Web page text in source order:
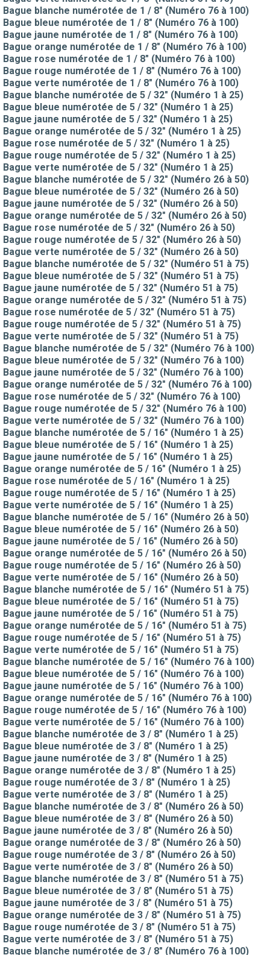
Bague blanche numérotée de 1 / 8" (Numéro 76 à 100)
Bague bleue numérotée de 1 / 8" (Numéro 76 à 100)
Bague jaune numérotée de 1 / 8" (Numéro 76 à 100)
Bague orange numérotée de 1 / 8" (Numéro 76 à 100)
Bague rose numérotée de 1 / 8" (Numéro 76 à 100)
Bague rouge numérotée de 1 / 8" (Numéro 76 à 100)
Bague verte numérotée de 1 / 8" (Numéro 76 à 100)
Bague blanche numérotée de 5 / 32" (Numéro 1 à 25)
Bague bleue numérotée de 5 / 32" (Numéro 1 à 25)
Bague jaune numérotée de 5 / 32" (Numéro 1 à 25)
Bague orange numérotée de 5 / 32" (Numéro 1 à 25)
Bague rose numérotée de 5 / 32" (Numéro 1 à 25)
Bague rouge numérotée de 5 / 32" (Numéro 1 à 25)
Bague verte numérotée de 5 / 32" (Numéro 1 à 25)
Bague blanche numérotée de 5 / 32" (Numéro 26 à 50)
Bague bleue numérotée de 5 / 32" (Numéro 26 à 50)
Bague jaune numérotée de 5 / 32" (Numéro 26 à 50)
Bague orange numérotée de 5 / 32" (Numéro 26 à 50)
Bague rose numérotée de 5 / 32" (Numéro 26 à 50)
Bague rouge numérotée de 5 / 32" (Numéro 26 à 50)
Bague verte numérotée de 5 / 32" (Numéro 26 à 50)
Bague blanche numérotée de 5 / 32" (Numéro 51 à 75)
Bague bleue numérotée de 5 / 32" (Numéro 51 à 75)
Bague jaune numérotée de 5 / 32" (Numéro 51 à 75)
Bague orange numérotée de 5 / 32" (Numéro 51 à 75)
Bague rose numérotée de 5 / 32" (Numéro 51 à 75)
Bague rouge numérotée de 5 / 32" (Numéro 51 à 75)
Bague verte numérotée de 5 / 32" (Numéro 51 à 75)
Bague blanche numérotée de 5 / 32" (Numéro 76 à 100)
Bague bleue numérotée de 5 / 32" (Numéro 76 à 100)
Bague jaune numérotée de 5 / 32" (Numéro 76 à 100)
Bague orange numérotée de 5 / 32" (Numéro 76 à 100)
Bague rose numérotée de 5 / 32" (Numéro 76 à 100)
Bague rouge numérotée de 5 / 32" (Numéro 76 à 100)
Bague verte numérotée de 5 / 32" (Numéro 76 à 100)
Bague blanche numérotée de 5 / 16" (Numéro 1 à 25)
Bague bleue numérotée de 5 / 16" (Numéro 1 à 25)
Bague jaune numérotée de 5 / 16" (Numéro 1 à 25)
Bague orange numérotée de 5 / 16" (Numéro 1 à 25)
Bague rose numérotée de 5 / 16" (Numéro 1 à 25)
Bague rouge numérotée de 5 / 16" (Numéro 1 à 25)
Bague verte numérotée de 5 / 16" (Numéro 1 à 25)
Bague blanche numérotée de 5 / 16" (Numéro 26 à 50)
Bague bleue numérotée de 5 / 16" (Numéro 26 à 50)
Bague jaune numérotée de 5 / 16" (Numéro 26 à 50)
Bague orange numérotée de 5 / 16" (Numéro 26 à 50)
Bague rouge numérotée de 5 / 16" (Numéro 26 à 50)
Bague verte numérotée de 5 / 16" (Numéro 26 à 50)
Bague blanche numérotée de 5 / 16" (Numéro 51 à 75)
Bague bleue numérotée de 5 / 16" (Numéro 51 à 75)
Bague jaune numérotée de 5 / 16" (Numéro 51 à 75)
Bague orange numérotée de 5 / 16" (Numéro 51 à 75)
Bague rouge numérotée de 5 / 16" (Numéro 51 à 75)
Bague verte numérotée de 5 / 16" (Numéro 51 à 75)
Bague blanche numérotée de 5 / 16" (Numéro 76 à 100)
Bague bleue numérotée de 5 / 16" (Numéro 76 à 100)
Bague jaune numérotée de 5 / 16" (Numéro 76 à 100)
Bague orange numérotée de 5 / 16" (Numéro 76 à 100)
Bague rouge numérotée de 5 / 16" (Numéro 76 à 100)
Bague verte numérotée de 5 / 16" (Numéro 76 à 100)
Bague blanche numérotée de 3 / 8" (Numéro 1 à 25)
Bague bleue numérotée de 3 / 8" (Numéro 1 à 25)
Bague jaune numérotée de 3 / 8" (Numéro 1 à 25)
Bague orange numérotée de 3 / 8" (Numéro 1 à 25)
Bague rouge numérotée de 3 / 8" (Numéro 1 à 25)
Bague verte numérotée de 3 / 8" (Numéro 1 à 25)
Bague blanche numérotée de 3 / 8" (Numéro 26 à 50)
Bague bleue numérotée de 3 / 8" (Numéro 26 à 50)
Bague jaune numérotée de 3 / 8" (Numéro 26 à 50)
Bague orange numérotée de 3 / 8" (Numéro 26 à 50)
Bague rouge numérotée de 3 / 8" (Numéro 26 à 50)
Bague verte numérotée de 3 / 8" (Numéro 26 à 50)
Bague blanche numérotée de 3 / 8" (Numéro 51 à 75)
Bague bleue numérotée de 3 / 8" (Numéro 51 à 75)
Bague jaune numérotée de 3 / 8" (Numéro 51 à 75)
Bague orange numérotée de 3 / 8" (Numéro 51 à 75)
Bague rouge numérotée de 3 / 8" (Numéro 51 à 75)
Bague verte numérotée de 3 / 8" (Numéro 51 à 75)
Bague blanche numérotée de 3 / 8" (Numéro 76 à 100)